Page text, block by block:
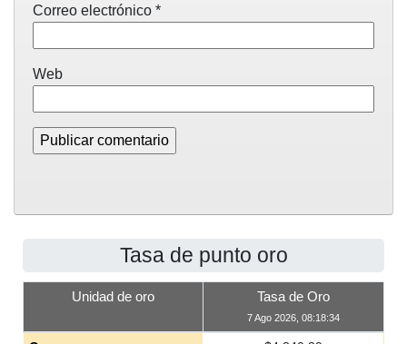
Correo electrónico *
Web
Tasa de punto oro
Unidad de oro Tasa de Oro
7 Ago 2026, 08:18:34